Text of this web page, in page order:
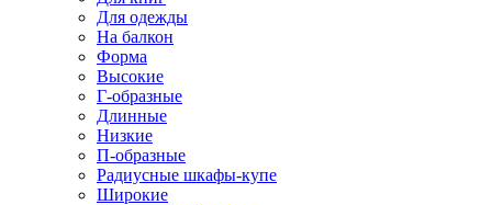
Для одежды
На балкон
Форма
Высокие
Г-образные
Длинные
Низкие
П-образные
Радиусные шкафы-купе
Широкие